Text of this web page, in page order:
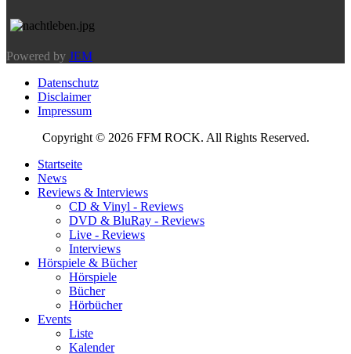
Powered by JEM
Datenschutz
Disclaimer
Impressum
Copyright © 2026 FFM ROCK. All Rights Reserved.
Startseite
News
Reviews & Interviews
CD & Vinyl - Reviews
DVD & BluRay - Reviews
Live - Reviews
Interviews
Hörspiele & Bücher
Hörspiele
Bücher
Hörbücher
Events
Liste
Kalender